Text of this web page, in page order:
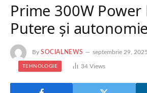
Prime 300W Power
Putere și
By SOCIALNEWS septembrie 29, 2025
TEHNOLOGIE 34 Views